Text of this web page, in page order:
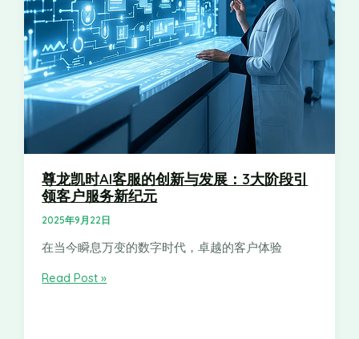
尊龙凯时AI客服的创新与发展：3大阶段引
领客户服务新纪元
2025年9月22日
在当今瞬息万变的数字时代，卓越的客户体验
Read Post »